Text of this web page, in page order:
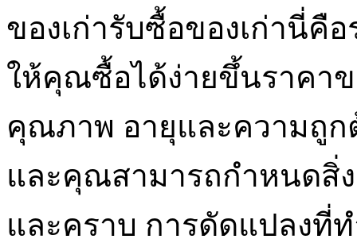
ของเก่ารับซื้อของเก่านี่คื
ให้คุณซื้อได้ง่ายขึ้นราคา
คุณภาพ อายุและความถูก
และคุณสามารถกำหนดสิ่
และคราบ การดัดแปลงที่